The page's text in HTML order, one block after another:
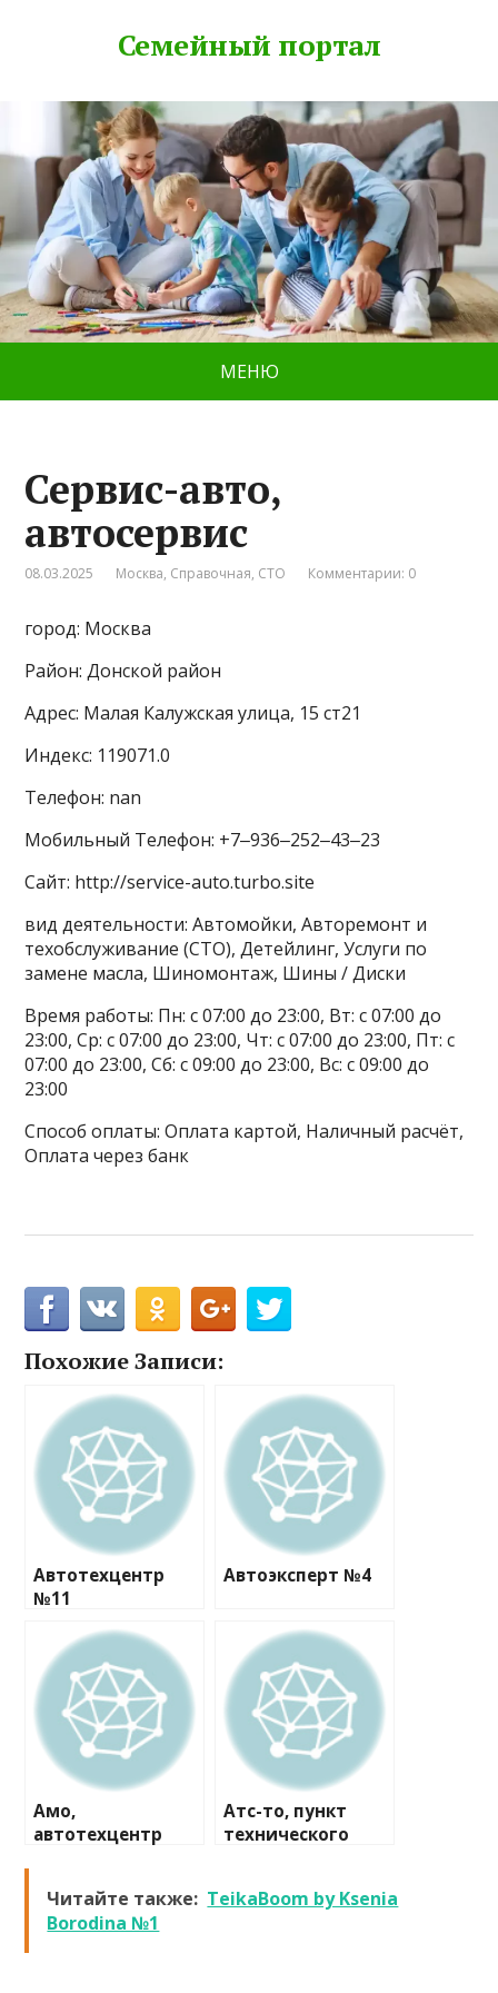
Семейный портал
МЕНЮ
Сервис-авто,
автосервис
08.03.2025 Москва, Справочная, СТО Комментарии: 0
город: Москва
Район: Донской район
Адрес: Малая Калужская улица, 15 ст21
Индекс: 119071.0
Телефон: nan
Мобильный Телефон: +7‒936‒252‒43‒23
Сайт: http://service-auto.turbo.site
вид деятельности: Автомойки, Авторемонт и
техобслуживание (СТО), Детейлинг, Услуги по
замене масла, Шиномонтаж, Шины / Диски
Время работы: Пн: с 07:00 до 23:00, Вт: с 07:00 до
23:00, Ср: с 07:00 до 23:00, Чт: с 07:00 до 23:00, Пт: с
07:00 до 23:00, Сб: с 09:00 до 23:00, Вс: с 09:00 до
23:00
Способ оплаты: Оплата картой, Наличный расчёт,
Оплата через банк
Похожие Записи:
Автотехцентр
№11
Автоэксперт №4
Амо,
автотехцентр
Атс-то, пункт
технического
Читайте также: TeikaBoom by Ksenia
Borodina №1